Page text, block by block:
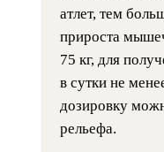
атлет, тем
прироста
75 кг, для
в сутки не
дозировку
рельефа.